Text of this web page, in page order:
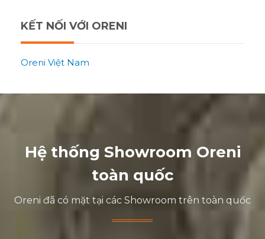
KẾT NỐI VỚI ORENI
Oreni Việt Nam
Hệ thống Showroom Oreni
toàn quốc
Oreni đã có mặt tại các Showroom trên toàn quốc